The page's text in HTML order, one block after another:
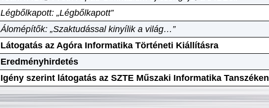
Légbőlkapott: „Légbőlkapott”
Álomépítők: „Szaktudással kinyílik a világ…”
Látogatás az Agóra Informatika Történeti Kiállításra
Eredményhirdetés
Igény szerint látogatás az SZTE Műszaki Informatika Tanszéken